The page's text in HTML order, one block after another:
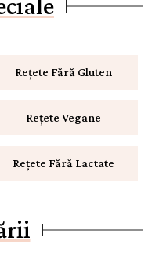
Rețete Fără Gluten
Rețete Vegane
Rețete Fără Lactate